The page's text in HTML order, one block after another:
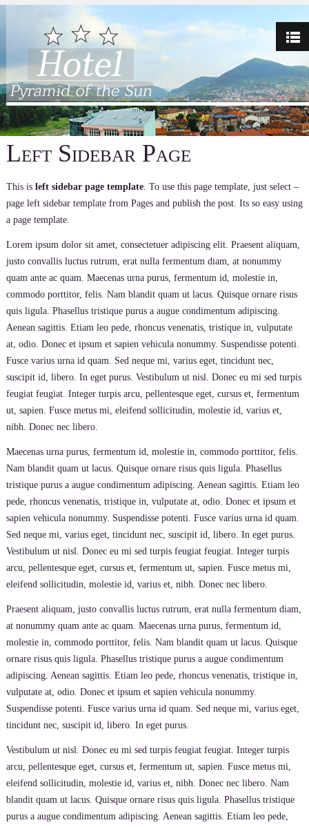
Left Sidebar Page
This is left sidebar page template. To use this page template, just select –
page left sidebar template from Pages and publish the post. Its so easy using
a page template.
Lorem ipsum dolor sit amet, consectetuer adipiscing elit. Praesent aliquam,
justo convallis luctus rutrum, erat nulla fermentum diam, at nonummy
quam ante ac quam. Maecenas urna purus, fermentum id, molestie in,
commodo porttitor, felis. Nam blandit quam ut lacus. Quisque ornare risus
quis ligula. Phasellus tristique purus a augue condimentum adipiscing.
Aenean sagittis. Etiam leo pede, rhoncus venenatis, tristique in, vulputate
at, odio. Donec et ipsum et sapien vehicula nonummy. Suspendisse potenti.
Fusce varius urna id quam. Sed neque mi, varius eget, tincidunt nec,
suscipit id, libero. In eget purus. Vestibulum ut nisl. Donec eu mi sed turpis
feugiat feugiat. Integer turpis arcu, pellentesque eget, cursus et, fermentum
ut, sapien. Fusce metus mi, eleifend sollicitudin, molestie id, varius et,
nibh. Donec nec libero.
Maecenas urna purus, fermentum id, molestie in, commodo porttitor, felis.
Nam blandit quam ut lacus. Quisque ornare risus quis ligula. Phasellus
tristique purus a augue condimentum adipiscing. Aenean sagittis. Etiam leo
pede, rhoncus venenatis, tristique in, vulputate at, odio. Donec et ipsum et
sapien vehicula nonummy. Suspendisse potenti. Fusce varius urna id quam.
Sed neque mi, varius eget, tincidunt nec, suscipit id, libero. In eget purus.
Vestibulum ut nisl. Donec eu mi sed turpis feugiat feugiat. Integer turpis
arcu, pellentesque eget, cursus et, fermentum ut, sapien. Fusce metus mi,
eleifend sollicitudin, molestie id, varius et, nibh. Donec nec libero.
Praesent aliquam, justo convallis luctus rutrum, erat nulla fermentum diam,
at nonummy quam ante ac quam. Maecenas urna purus, fermentum id,
molestie in, commodo porttitor, felis. Nam blandit quam ut lacus. Quisque
ornare risus quis ligula. Phasellus tristique purus a augue condimentum
adipiscing. Aenean sagittis. Etiam leo pede, rhoncus venenatis, tristique in,
vulputate at, odio. Donec et ipsum et sapien vehicula nonummy.
Suspendisse potenti. Fusce varius urna id quam. Sed neque mi, varius eget,
tincidunt nec, suscipit id, libero. In eget purus.
Vestibulum ut nisl. Donec eu mi sed turpis feugiat feugiat. Integer turpis
arcu, pellentesque eget, cursus et, fermentum ut, sapien. Fusce metus mi,
eleifend sollicitudin, molestie id, varius et, nibh. Donec nec libero. Nam
blandit quam ut lacus. Quisque ornare risus quis ligula. Phasellus tristique
purus a augue condimentum adipiscing. Aenean sagittis. Etiam leo pede,